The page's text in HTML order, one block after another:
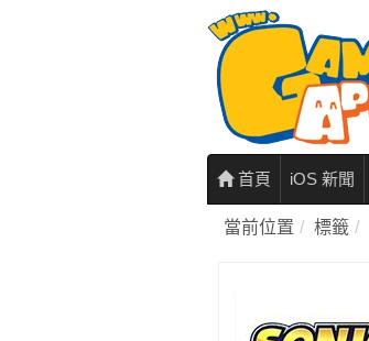
首頁 iOS 新聞
當前位置 標籤